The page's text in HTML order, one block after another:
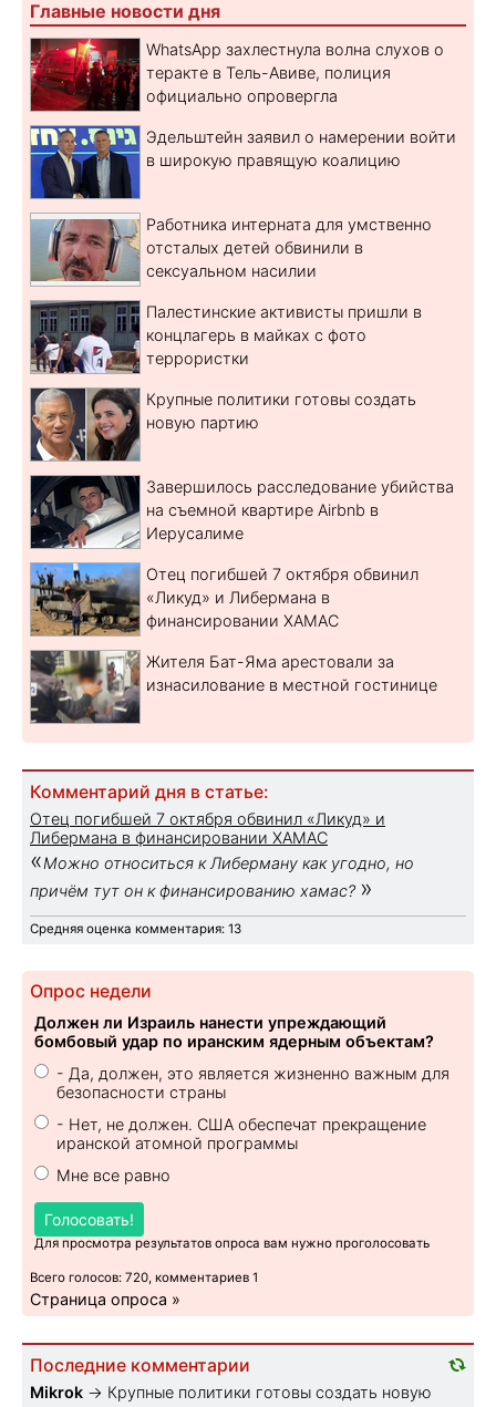
Главные новости дня
WhatsApp захлестнула волна слухов о
теракте в Тель-Авиве, полиция
официально опровергла
Эдельштейн заявил о намерении войти
в широкую правящую коалицию
Работника интерната для умственно
отсталых детей обвинили в
сексуальном насилии
Палестинские активисты пришли в
концлагерь в майках с фото
террористки
Крупные политики готовы создать
новую партию
Завершилось расследование убийства
на съемной квартире Airbnb в
Иерусалиме
Отец погибшей 7 октября обвинил
«Ликуд» и Либермана в
финансировании ХАМАС
Жителя Бат-Яма арестовали за
изнасилование в местной гостинице
Комментарий дня в статье:
Отец погибшей 7 октября обвинил «Ликуд» и
Либермана в финансировании ХАМАС
«Можно относиться к Либерману как угодно, но
причём тут он к финансированию хамас? »
Средняя оценка комментария: 13
Опрос недели
Должен ли Израиль нанести упреждающий
бомбовый удар по иранским ядерным объектам?
- Да, должен, это является жизненно важным для
безопасности страны
- Нет, не должен. США обеспечат прекращение
иранской атомной программы
Мне все равно
Голосовать!
Для просмотра результатов опроса вам нужно проголосовать
Всего голосов: 720, комментариев 1
Страница опроса »
Последние комментарии
Mikrok → Крупные политики готовы создать новую